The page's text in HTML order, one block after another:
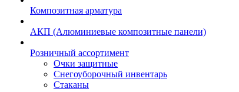
Композитная арматура
АКП (Алюминиевые композитные панели)
Розничный ассортимент
Очки защитные
Снегоуборочный инвентарь
Стаканы